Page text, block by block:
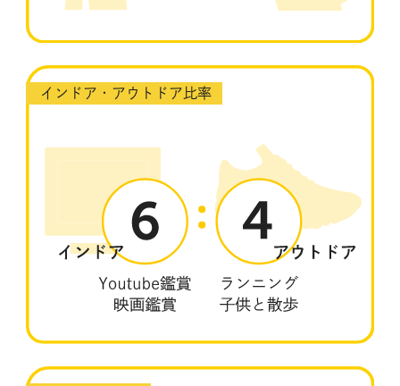
インドア・アウトドア比率